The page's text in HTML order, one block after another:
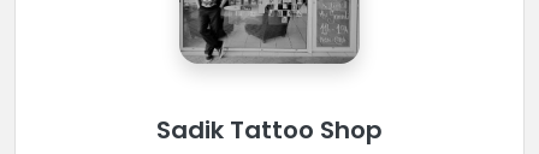
Sadik Tattoo Shop